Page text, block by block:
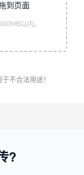
到页面
以内。
不合法用途！
?